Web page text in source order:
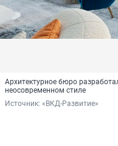
Архитектурное бюро
неосовременном стиле
Источник: «ВКД-Развитие»